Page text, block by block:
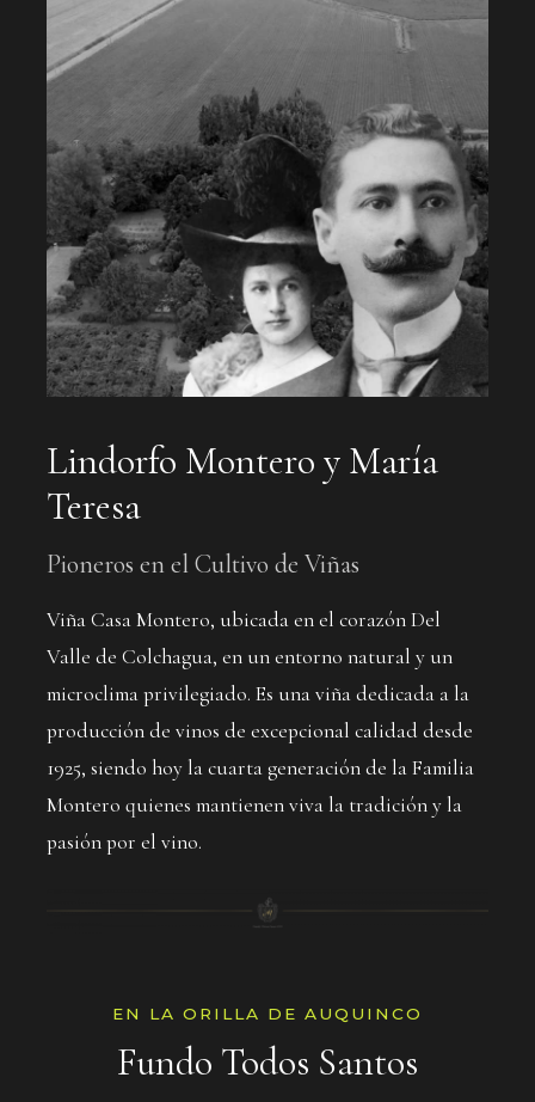
Lindorfo Montero y María
Teresa
Pioneros en el Cultivo de Viñas
Viña Casa Montero, ubicada en el corazón Del
Valle de Colchagua, en un entorno natural y un
microclima privilegiado. Es una viña dedicada a la
producción de vinos de excepcional calidad desde
1925, siendo hoy la cuarta generación de la Familia
Montero quienes mantienen viva la tradición y la
pasión por el vino.
EN LA ORILLA DE AUQUINCO
Fundo Todos Santos